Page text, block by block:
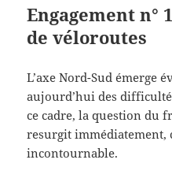
Engagement n°
de véloroutes
L’axe Nord-Sud émerge
aujourd’hui des
ce cadre, la question du
resurgit
incontournable.